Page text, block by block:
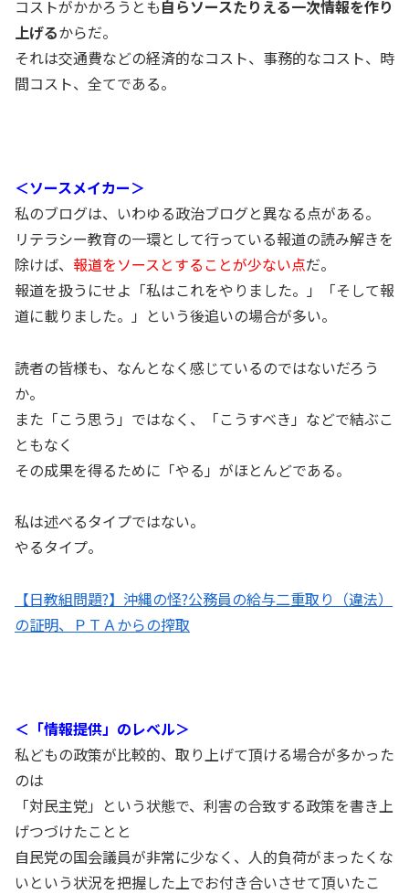
コストがかかろうとも自らソースたりえる一次情報を作り
上げるからだ。
それは交通費などの経済的なコスト、事務的なコスト、時
間コスト、全てである。
＜ソースメイカー＞
私のブログは、いわゆる政治ブログと異なる点がある。
リテラシー教育の一環として行っている報道の読み解きを
除けば、 報道をソースとすることが少ない点だ。
報道を扱うにせよ「私はこれをやりました。」「そして報
道に載りました。」という後追いの場合が多い。
読者の皆様も、なんとなく感じているのではないだろう
か。
また「こう思う」ではなく、「こうすべき」などで結ぶこ
ともなく
その成果を得るために「やる」がほとんどである。
私は述べるタイプではない。
やるタイプ。
【日教組問題?】沖縄の怪?公務員の給与二重取り（違法）
の証明、ＰＴＡからの搾取
＜「情報提供」のレベル＞
私どもの政策が比較的、取り上げて頂ける場合が多かった
のは
「対民主党」という状態で、利害の合致する政策を書き上
げつづけたことと
自民党の国会議員が非常に少なく、人的負荷がまったくな
いという状況を把握した上でお付き合いさせて頂いたこ